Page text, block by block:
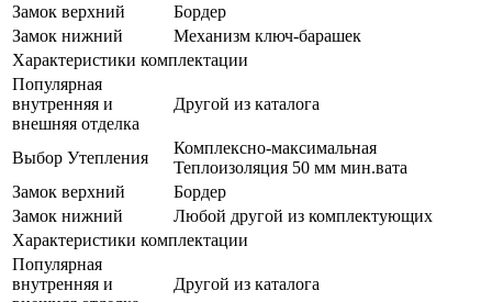
Замок верхний
Бордер
Замок нижний
Механизм ключ-барашек
Характеристики комплектации
Популярная
внутренняя и
внешняя отделка
Другой из каталога
Выбор Утепления
Комплексно-максимальная
Теплоизоляция 50 мм мин.вата
Замок верхний
Бордер
Замок нижний
Любой другой из комплектующих
Характеристики комплектации
Популярная
внутренняя и
Другой из каталога